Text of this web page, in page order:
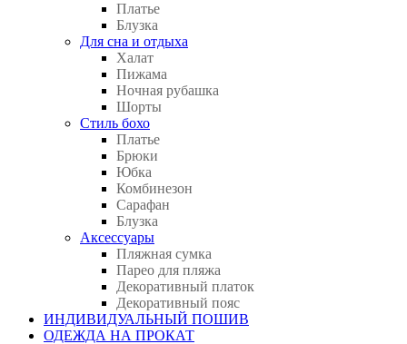
Платье
Блузка
Для сна и отдыха
Халат
Пижама
Ночная рубашка
Шорты
Стиль бохо
Платье
Брюки
Юбка
Комбинезон
Сарафан
Блузка
Аксессуары
Пляжная сумка
Парео для пляжа
Декоративный платок
Декоративный пояс
ИНДИВИДУАЛЬНЫЙ ПОШИВ
ОДЕЖДА НА ПРОКАТ